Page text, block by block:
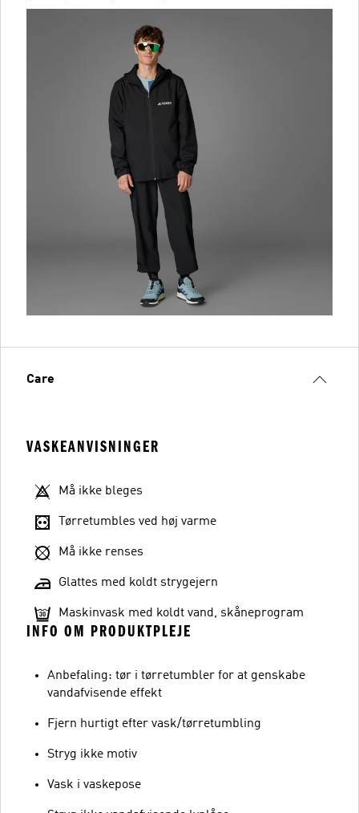
Care
VASKEANVISNINGER
Må ikke bleges
Tørretumbles ved høj varme
Må ikke renses
Glattes med koldt strygejern
Maskinvask med koldt vand, skåneprogram
INFO OM PRODUKTPLEJE
Anbefaling: tør i tørretumbler for at genskabe
vandafvisende effekt
Fjern hurtigt efter vask/tørretumbling
Stryg ikke motiv
Vask i vaskepose